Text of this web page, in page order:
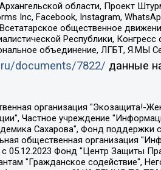
области, Проект
Inc, Facebook, Instagram,
Всетатарское общественное
Республики,
объединение, ЛГБТ, Я.МЫ
documents/7822/ данные
Кавказ.Реалии, Крым.Реалии, Телеканал Настоящее Время, Татаро-башкирская служба Радио Свобода (Azatliq Radiosi), Радио Свободная Европа/Радио Свобода (PCE/PC), "Сибирь.Реалии", "Фактограф", Благотворительный фонд помощи осужденным и их семьям, Автономная некоммерческая организация "Институт глобализации и социальных движений", Фонд "В защиту прав заключенных", Частное учреждение "Центр поддержки и содействия развитию средств массовой информации", Пензенский региональный общественный благотворительный фонд "Гражданский союз", "Север.Реалии", Некоммерческая организация Фонд "Правовая инициатива", Общество с ограниченной ответственностью "Радио Свободная Европа/Радио Свобода", Чешское информационное агентство "MEDIUM-ORIENT", Красноярская региональная общественная организация "Мы против СПИДа", Камалягин Денис Николаевич, Маркелов Сергей Евгеньевич, Пономарев Лев Александрович, Савицкая Людмила Алексеевна, Автономная некоммерческая организация "Центр по работе с проблемой насилия "НАСИЛИЮ.НЕТ", Межрегиональный профессиональный союз работников здравоохранения "Альянс врачей", Юридическое лицо, зарегистрированное в Латвийской Республике, SIA "Medusa Project" (регистрационный номер 40103797863, дата регистрации 10.06.2014), Некоммерческая организация "Фонд по борьбе с коррупцией", Автономная некоммерческая организация "Институт права и публичной политики", Баданин Роман Сергеевич, Гликин Максим Александрович, Железнова Мария Михайловна, Лукьянова Юлия Сергеевна, Маетная Елизавета Витальевна, Маняхин Петр Борисович, Чуракова Ольга Владимировна, Ярош Юлия Петровна, Юридическое лицо "The Insider SIA", зарегистрированное в Риге, Латвийская Республика (дата регистрации 26.06.2015), являющееся администратором доменного имени интернет-издания "The Insider SIA", https://theins.ru, Постернак Алексей Евгеньевич, Рубин Михаил Аркадьевич, Анин Роман Александрович, Юридическое лицо Istories fonds, зарегистрированное в Латвийской Республике (регистрационный номер 50008295751, дата регистрации 24.02.2020), Великовский Дмитрий Александрович, Долинина